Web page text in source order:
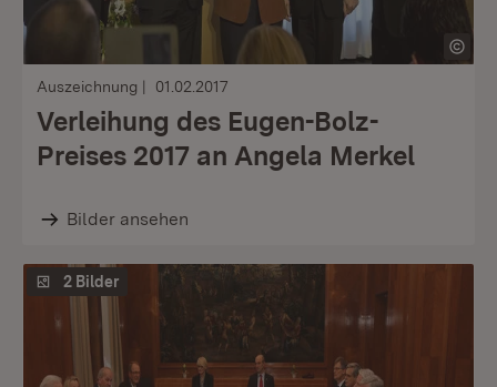
Auszeichnung 01.02.2017
Verleihung des Eugen-Bolz-
Preises 2017 an Angela Merkel
Bilder ansehen
2 Bilder